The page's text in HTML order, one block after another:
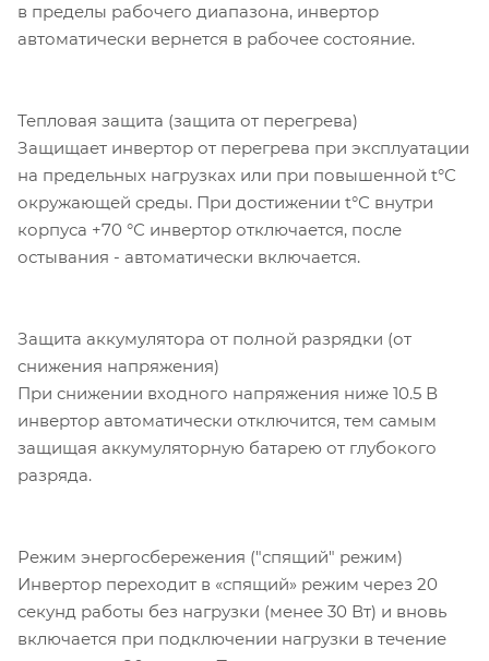
в пределы рабочего диапазона, инвертор
автоматически вернется в рабочее состояние.
Тепловая защита (защита от перегрева)
Защищает инвертор от перегрева при эксплуатации
на предельных нагрузках или при повышенной t°С
окружающей среды. При достижении t°С внутри
корпуса +70 °С инвертор отключается, после
остывания - автоматически включается.
Защита аккумулятора от полной разрядки (от
снижения напряжения)
При снижении входного напряжения ниже 10.5 В
инвертор автоматически отключится, тем самым
защищая аккумуляторную батарею от глубокого
разряда.
Режим энергосбережения ("спящий" режим)
Инвертор переходит в «спящий» режим через 20
секунд работы без нагрузки (менее 30 Вт) и вновь
включается при подключении нагрузки в течение